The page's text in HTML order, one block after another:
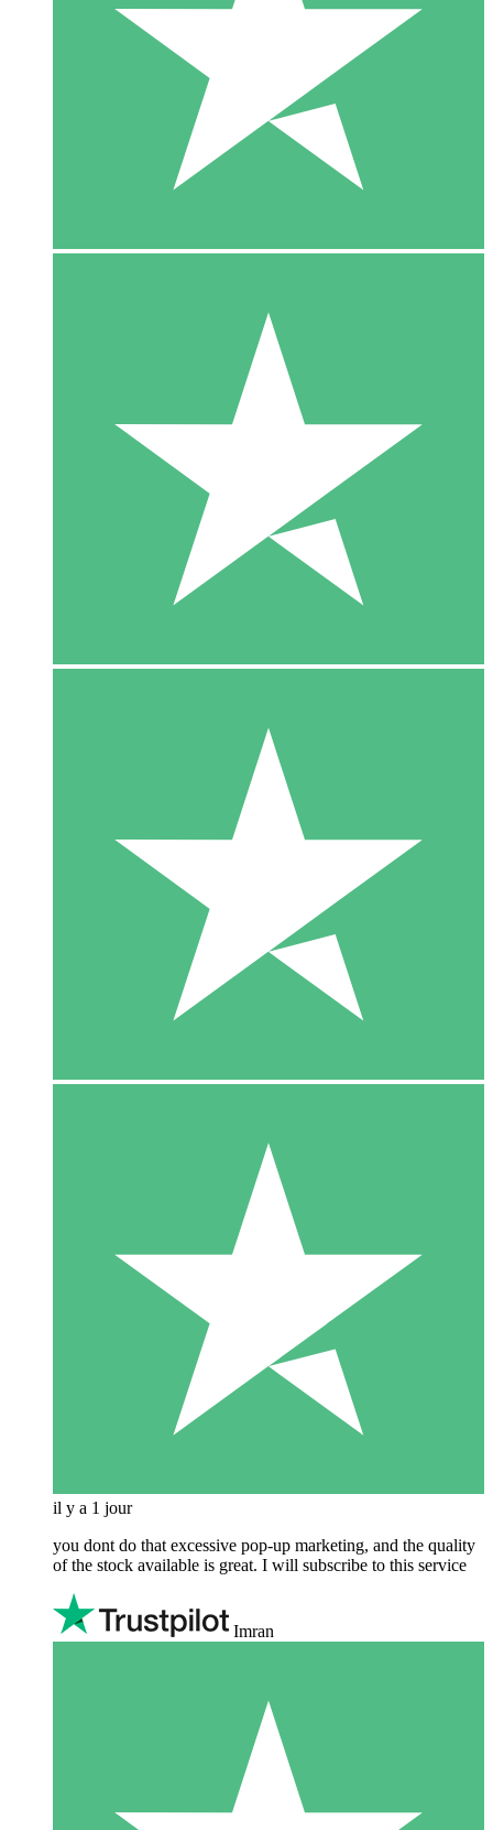
il y a 1 jour
you dont do that excessive pop-up marketing, and the quality
of the stock available is great. I will subscribe to this service
Imran